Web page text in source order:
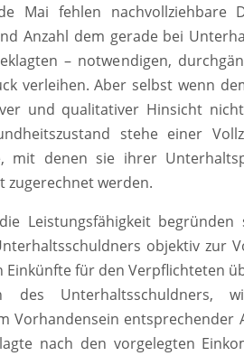
Mai fehlen nachvollziehbare
Anzahl dem gerade bei
– notwendigen,
verleihen. Aber selbst wenn
und qualitativer Hinsicht
stehe einer
mit denen sie ihrer
zugerechnet werden.
Leistungsfähigkeit
objektiv zur
für den Verpflichteten
Unterhaltsschuldners,
Vorhandensein entsprechender
nach den vorgelegten